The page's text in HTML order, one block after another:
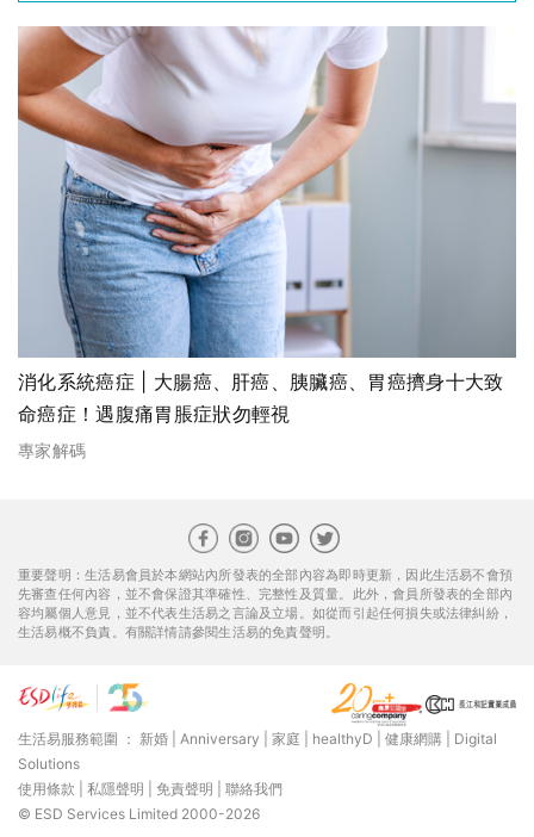
消化系統癌症 | 大腸癌、肝癌、胰臟癌、胃癌擠身十大致
命癌症！遇腹痛胃脹症狀勿輕視
專家解碼
重要聲明：生活易會員於本網站內所發表的全部內容為即時更新，因此生活易不會預
先審查任何內容，並不會保證其準確性、完整性及質量。此外，會員所發表的全部內
容均屬個人意見，並不代表生活易之言論及立場。如從而引起任何損失或法律糾紛，
生活易概不負責。有關詳情請參閱生活易的免責聲明。
生活易服務範圍 ： 新婚 Anniversary 家庭 healthyD 健康網購
Digital
Solutions
使用條款
私隱聲明 免責聲明
聯絡我們
© ESD Services Limited 2000-2026